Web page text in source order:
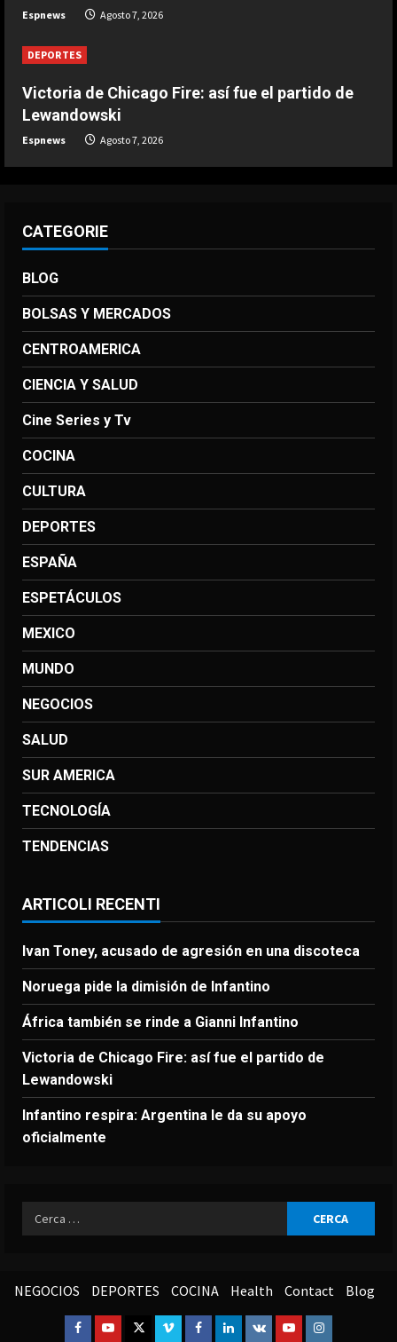
Infantino respira: Argentina le da su
DEPORTES
partido de Lewandowski
Agosto 7, 2026
Espnews Agosto 7, 2026
DEPORTES
Victoria de Chicago Fire: así fue el partido de
Lewandowski
Espnews Agosto 7, 2026
CATEGORIE
BLOG
BOLSAS Y MERCADOS
CENTROAMERICA
CIENCIA Y SALUD
Cine Series y Tv
COCINA
CULTURA
DEPORTES
ESPAÑA
ESPETÁCULOS
MEXICO
MUNDO
NEGOCIOS
SALUD
SUR AMERICA
TECNOLOGÍA
TENDENCIAS
ARTICOLI RECENTI
Ivan Toney, acusado de agresión en una discoteca
Noruega pide la dimisión de Infantino
África también se rinde a Gianni Infantino
Victoria de Chicago Fire: así fue el partido de
Lewandowski
Infantino respira: Argentina le da su apoyo
oficialmente
Ricerca
per:
NEGOCIOS DEPORTES COCINA Health Contact Blog
Facebook
YoutubeTwitterVimeoFacebook
Linkedin
VK YoutubeInstagram